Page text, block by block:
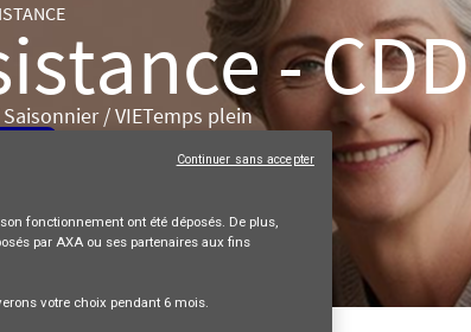
- CDD
/ VIETemps plein
fonctionnement ont été déposés. De plus,
par AXA ou ses partenaires aux fins
votre choix pendant 6 mois.
Continuer sans accepter